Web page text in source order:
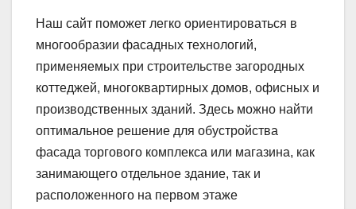
Наш сайт поможет легко ориентироваться в
многообразии фасадных технологий,
применяемых при строительстве загородных
коттеджей, многоквартирных домов, офисных и
производственных зданий. Здесь можно найти
оптимальное решение для обустройства
фасада торгового комплекса или магазина, как
занимающего отдельное здание, так и
расположенного на первом этаже